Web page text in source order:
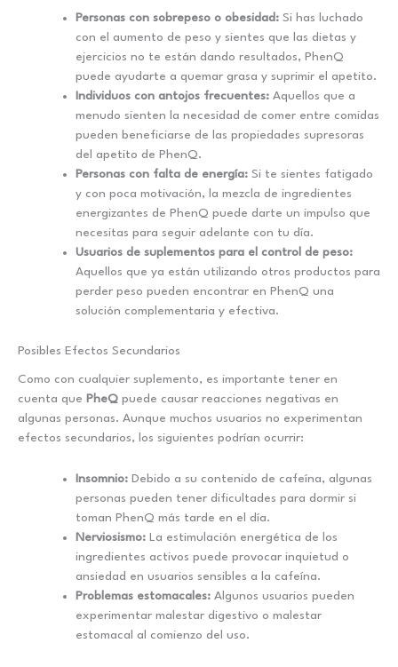
Personas con sobrepeso o obesidad: Si has luchado
con el aumento de peso y sientes que las dietas y
ejercicios no te están dando resultados, PhenQ
puede ayudarte a quemar grasa y suprimir el apetito.
Individuos con antojos frecuentes: Aquellos que a
menudo sienten la necesidad de comer entre comidas
pueden beneficiarse de las propiedades supresoras
del apetito de PhenQ.
Personas con falta de energía: Si te sientes fatigado
y con poca motivación, la mezcla de ingredientes
energizantes de PhenQ puede darte un impulso que
necesitas para seguir adelante con tu día.
Usuarios de suplementos para el control de peso:
Aquellos que ya están utilizando otros productos para
perder peso pueden encontrar en PhenQ una
solución complementaria y efectiva.
Posibles Efectos Secundarios
Como con cualquier suplemento, es importante tener en
cuenta que PheQ puede causar reacciones negativas en
algunas personas. Aunque muchos usuarios no experimentan
efectos secundarios, los siguientes podrían ocurrir:
Insomnio: Debido a su contenido de cafeína, algunas
personas pueden tener dificultades para dormir si
toman PhenQ más tarde en el día.
Nerviosismo: La estimulación energética de los
ingredientes activos puede provocar inquietud o
ansiedad en usuarios sensibles a la cafeína.
Problemas estomacales: Algunos usuarios pueden
experimentar malestar digestivo o malestar
estomacal al comienzo del uso.